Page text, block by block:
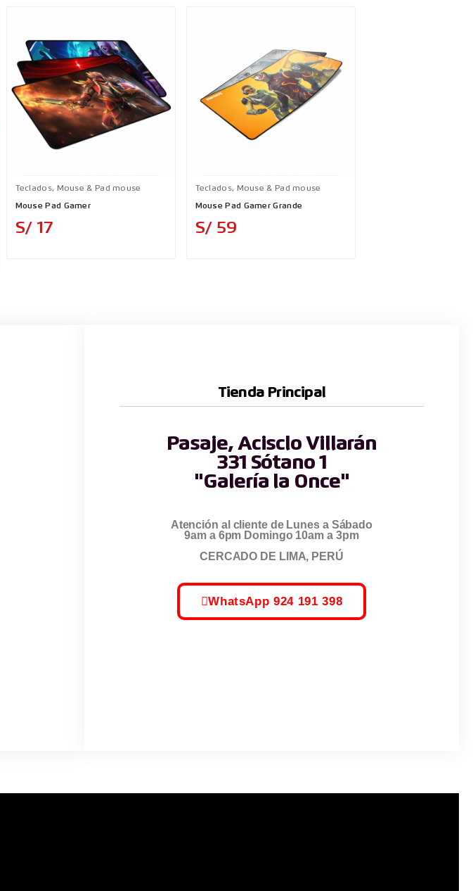
Teclados, Mouse & Pad mouse
Mouse Pad Gamer
S/ 17
Teclados, Mouse & Pad mouse
Mouse Pad Gamer Grande
S/ 59
Tienda Principal
Pasaje, Acisclo Villarán
331 Sótano 1
"Galería la Once"
Atención al cliente de Lunes a Sábado
9am a 6pm Domingo 10am a 3pm
CERCADO DE LIMA, PERÚ
WhatsApp 924 191 398